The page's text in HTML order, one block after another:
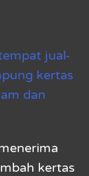
kertas